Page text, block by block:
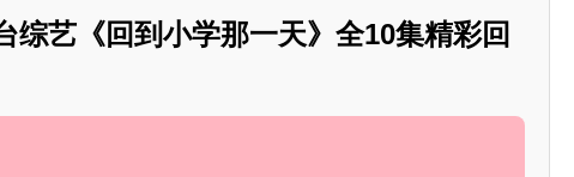
综艺《回到小学那一天》全10集精彩回